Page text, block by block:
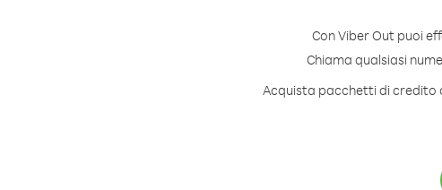
Con Viber Out puoi
Chiama qualsiasi
Acquista pacchetti di credito